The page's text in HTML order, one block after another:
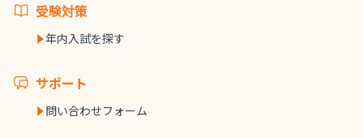
受験対策
年内入試を探す
サポート
問い合わせフォーム